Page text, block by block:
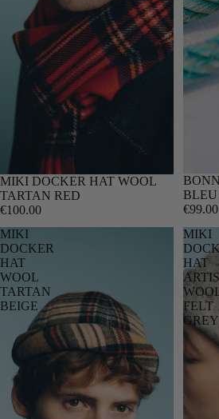
MIKI DOCKER HAT WOOL
TARTAN RED
€100.00
€99.00
MIKI
DOCKER
HAT
WOOL
TARTAN
BEIGE
MIKI
HAT
FELT
GREY